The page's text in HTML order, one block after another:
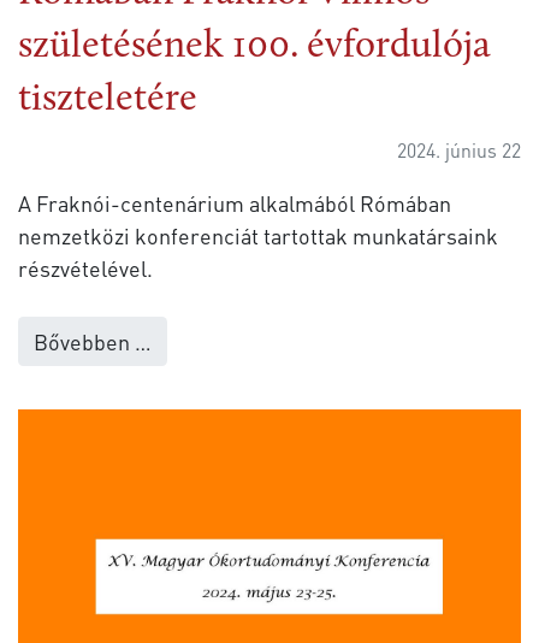
születésének 100. évfordulója
tiszteletére
2024. június 22
A Fraknói-centenárium alkalmából Rómában
nemzetközi konferenciát tartottak munkatársaink
részvételével.
Bővebben …